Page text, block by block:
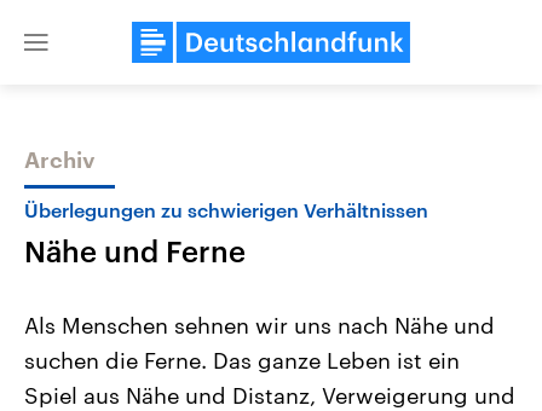
Close
Themen
Archiv
Überlegungen zu schwierigen Verhältnissen
Nähe und Ferne
Als Menschen sehnen wir uns nach Nähe und
suchen die Ferne. Das ganze Leben ist ein
Spiel aus Nähe und Distanz, Verweigerung und